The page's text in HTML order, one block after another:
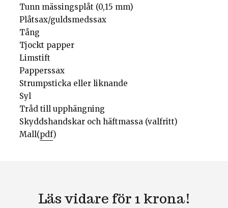
Tunn mässingsplåt (0,15 mm)
Plåtsax/guldsmedssax
Tång
Tjockt papper
Limstift
Papperssax
Strumpsticka eller liknande
Syl
Tråd till upphängning
Skyddshandskar och häftmassa (valfritt)
Mall(pdf)
Läs vidare för 1 krona!